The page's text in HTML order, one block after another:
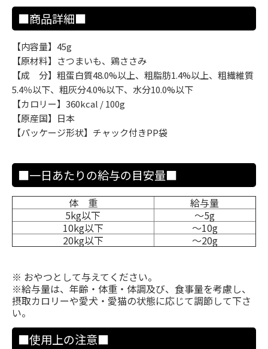
■商品詳細■
【内容量】45g
【原材料】さつまいも、鶏ささみ
【成 分】粗蛋白質48.0%以上、粗脂肪1.4%以上、粗繊維質
5.4％以下、粗灰分4.0%以下、水分10.0%以下
【カロリー】360kcal / 100g
【原産国】日本
【パッケージ形状】チャック付きPP袋
■一日あたりの給与の目安量■
体 重
給与量
5kg以下
〜5g
10kg以下
〜10g
20kg以下
〜20g
※ おやつとして与えてください。
※給与量は、年齢・体重・体調及び、食事量を考慮し、
摂取カロリーや愛犬・愛猫の状態に応じて調節して下さ
い。
■使用上の注意■